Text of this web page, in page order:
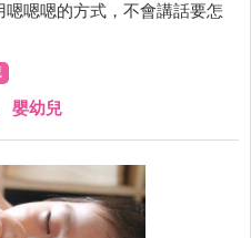
嗯嗯的方式，不會講話要怎
嬰幼兒